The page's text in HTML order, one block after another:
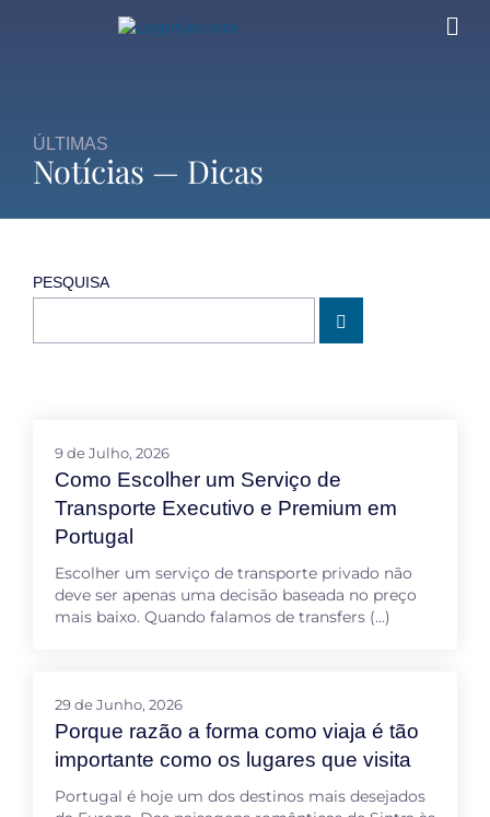
ÚLTIMAS
Notícias — Dicas
9 de Julho, 2026
Como Escolher um Serviço de
Transporte Executivo e Premium em
Portugal
Escolher um serviço de transporte privado não
deve ser apenas uma decisão baseada no preço
mais baixo. Quando falamos de transfers (…)
29 de Junho, 2026
Porque razão a forma como viaja é tão
importante como os lugares que visita
Portugal é hoje um dos destinos mais desejados
PESQUISA